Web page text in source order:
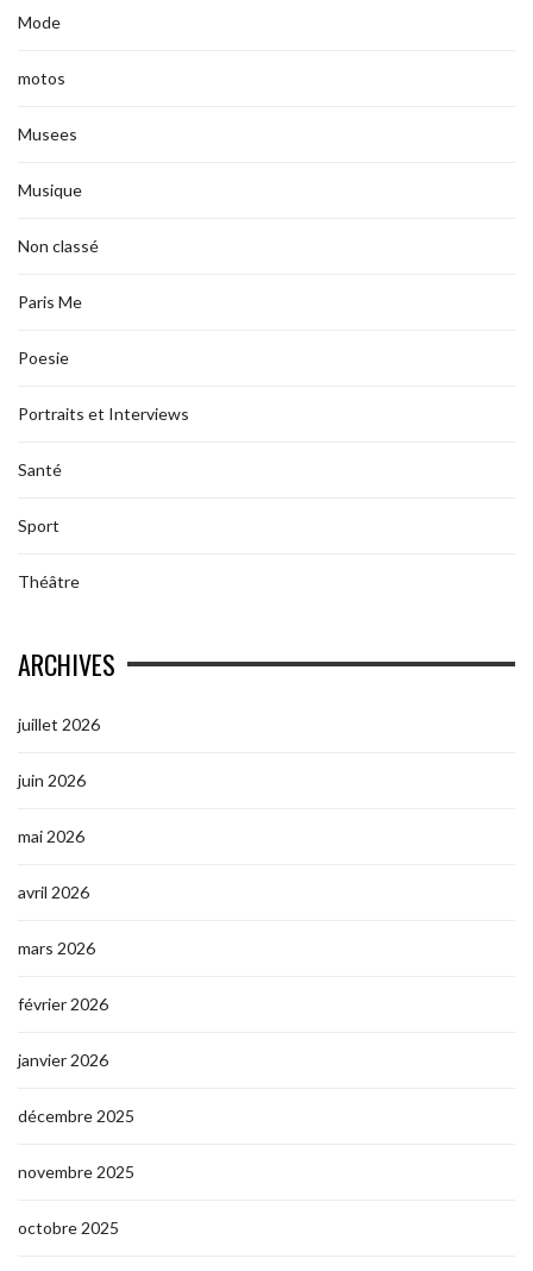
Mode
motos
Musees
Musique
Non classé
Paris Me
Poesie
Portraits et Interviews
Santé
Sport
Théâtre
ARCHIVES
juillet 2026
juin 2026
mai 2026
avril 2026
mars 2026
février 2026
janvier 2026
décembre 2025
novembre 2025
octobre 2025